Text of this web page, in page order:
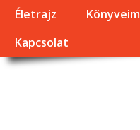
Életrajz Könyveim
Kapcsolat